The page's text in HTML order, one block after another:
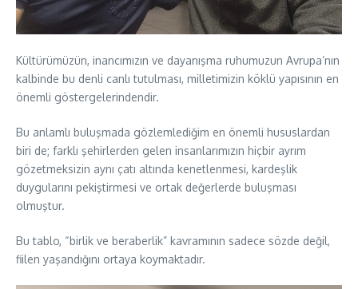
Kültürümüzün, inancımızın ve dayanışma ruhumuzun Avrupa’nın
kalbinde bu denli canlı tutulması, milletimizin köklü yapısının en
önemli göstergelerindendir.
Bu anlamlı buluşmada gözlemlediğim en önemli hususlardan
biri de; farklı şehirlerden gelen insanlarımızın hiçbir ayrım
gözetmeksizin aynı çatı altında kenetlenmesi, kardeşlik
duygularını pekiştirmesi ve ortak değerlerde buluşması
olmuştur.
Bu tablo, “birlik ve beraberlik” kavramının sadece sözde değil,
fiilen yaşandığını ortaya koymaktadır.